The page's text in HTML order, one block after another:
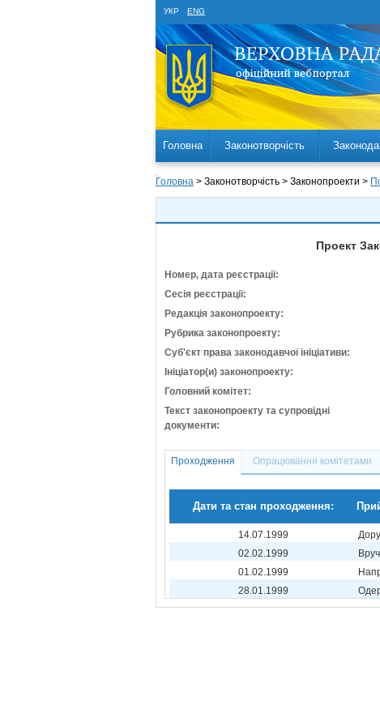
УКР ENG
Головна Законотворчість
Головна > Законотворчість > Законопроекти >
Проект
Номер, дата реєстрації:
Сесія реєстрації:
Редакція законопроекту:
Рубрика законопроекту:
Суб'єкт права законодавчої ініціативи:
Ініціатор(и) законопроекту:
Головний комітет:
Текст законопроекту та супровідні
документи:
Проходження Опрацювання комітетами
Дати та стан проходження:
14.07.1999
02.02.1999
01.02.1999
28.01.1999